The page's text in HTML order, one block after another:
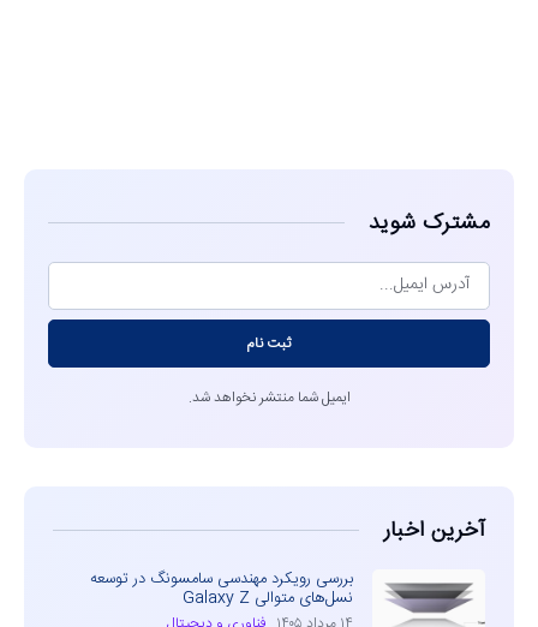
مشترک شوید
ثبت نام
ایمیل شما منتشر نخواهد شد.
آخرین اخبار
بررسی رویکرد مهندسی سامسونگ در توسعه
نسل‌های متوالی Galaxy Z